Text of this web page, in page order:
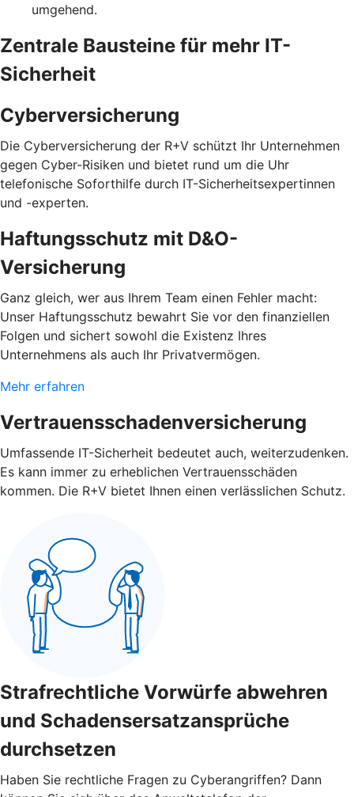
umgehend.
Zentrale Bausteine für mehr IT-
Sicherheit
Cyberversicherung
Die Cyberversicherung der R+V schützt Ihr Unternehmen
gegen Cyber-Risiken und bietet rund um die Uhr
telefonische Soforthilfe durch IT-Sicherheitsexpertinnen
und -experten.
Haftungsschutz mit D&O-
Versicherung
Ganz gleich, wer aus Ihrem Team einen Fehler macht:
Unser Haftungsschutz bewahrt Sie vor den finanziellen
Folgen und sichert sowohl die Existenz Ihres
Unternehmens als auch Ihr Privatvermögen.
Mehr erfahren
Vertrauensschadenversicherung
Umfassende IT-Sicherheit bedeutet auch, weiterzudenken.
Es kann immer zu erheblichen Vertrauensschäden
kommen. Die R+V bietet Ihnen einen verlässlichen Schutz.
Strafrechtliche Vorwürfe abwehren
und Schadensersatzansprüche
durchsetzen
Haben Sie rechtliche Fragen zu Cyberangriffen? Dann